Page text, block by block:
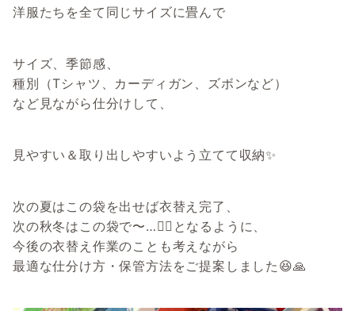
洋服たちを全て同じサイズに畳んで
サイズ、季節感、
種別（Tシャツ、カーディガン、ズボンなど）
など見ながら仕分けして、
見やすい＆取り出しやすいよう立てて収納✨
次の夏はこの袋を出せば衣替え完了、
次の秋冬はこの袋で〜…🙆‍♀️となるように、
今後の衣替え作業のことも考えながら
最適な仕分け方・保管方法をご提案しました😆🙏